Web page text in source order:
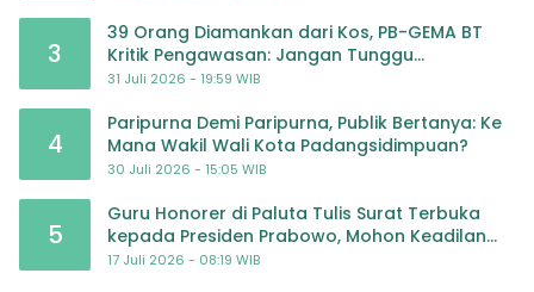
3
39 Orang Diamankan dari Kos, PB-GEMA BT
Kritik Pengawasan: Jangan Tunggu
Masyarakat Bergerak Baru Negara Bertindak
31 Juli 2026 - 19:59 WIB
4
Paripurna Demi Paripurna, Publik Bertanya: Ke
Mana Wakil Wali Kota Padangsidimpuan?
30 Juli 2026 - 15:05 WIB
5
Guru Honorer di Paluta Tulis Surat Terbuka
kepada Presiden Prabowo, Mohon Keadilan
atas Dugaan Kriminalisasi
17 Juli 2026 - 08:19 WIB